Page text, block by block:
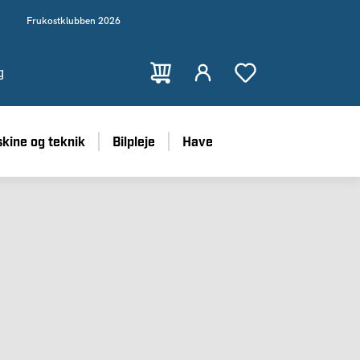
Frukostklubben 2026
og teknik Bilpleje Have